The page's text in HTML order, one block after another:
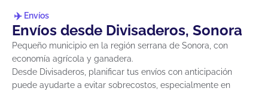
Envíos
Envíos desde Divisaderos, Sonora
Pequeño municipio en la región serrana de Sonora, con
economía agrícola y ganadera.
Desde Divisaderos, planificar tus envíos con anticipación
puede ayudarte a evitar sobrecostos, especialmente en